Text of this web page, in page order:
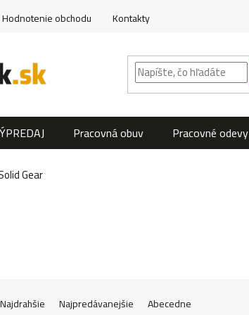
Hodnotenie obchodu Kontakty
Pracovná obuv Pracovné odevy
Gear
Najdrahšie Najpredávanejšie Abecedne